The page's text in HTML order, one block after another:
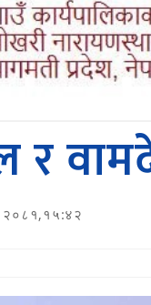
र
२०८१,१५:४२